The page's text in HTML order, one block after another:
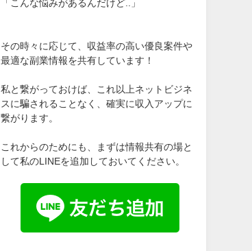
「こんな悩みがあるんだけど..」
その時々に応じて、収益率の高い優良案件や
最適な副業情報を共有しています！
私と繋がっておけば、これ以上ネットビジネ
スに騙されることなく、確実に収入アップに
繋がります。
これからのためにも、まずは情報共有の場と
して私のLINEを追加しておいてください。